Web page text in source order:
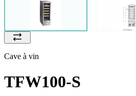
Cave à vin
TFW100-S